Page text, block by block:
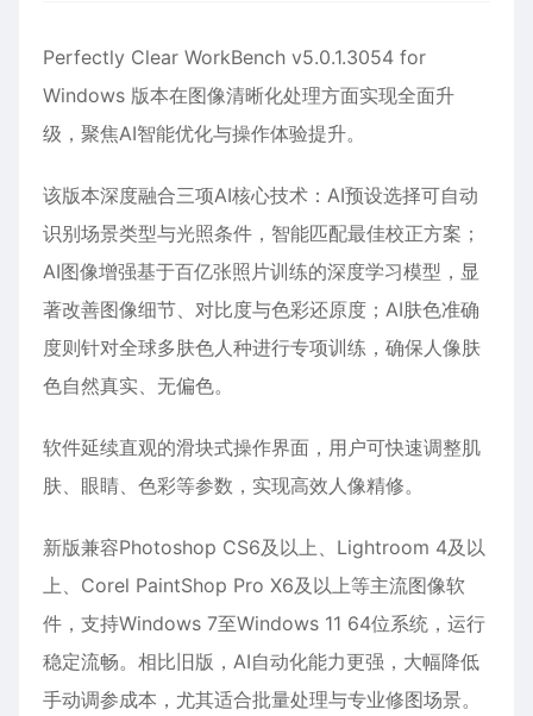
Perfectly Clear WorkBench v5.0.1.3054 for
Windows 版本在图像清晰化处理方面实现全面升
级，聚焦AI智能优化与操作体验提升。
该版本深度融合三项AI核心技术：AI预设选择可自动
识别场景类型与光照条件，智能匹配最佳校正方案；
AI图像增强基于百亿张照片训练的深度学习模型，显
著改善图像细节、对比度与色彩还原度；AI肤色准确
度则针对全球多肤色人种进行专项训练，确保人像肤
色自然真实、无偏色。
软件延续直观的滑块式操作界面，用户可快速调整肌
肤、眼睛、色彩等参数，实现高效人像精修。
新版兼容Photoshop CS6及以上、Lightroom 4及以
上、Corel PaintShop Pro X6及以上等主流图像软
件，支持Windows 7至Windows 11 64位系统，运行
稳定流畅。相比旧版，AI自动化能力更强，大幅降低
手动调参成本，尤其适合批量处理与专业修图场景。